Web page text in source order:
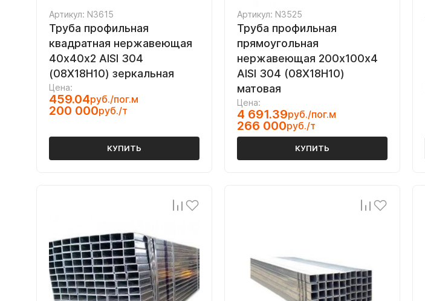
Артикул: N3615
Труба профильная
квадратная нержавеющая
40х40х2 AISI 304
(08Х18Н10) зеркальная
Цена:
459.04руб./пог.м
200 000руб./т
КУПИТЬ
Артикул: N3525
Труба профильная
прямоугольная
нержавеющая 200х100х4
AISI 304 (08Х18Н10)
матовая
Цена:
4 691.39руб./пог.м
266 000руб./т
КУПИТЬ